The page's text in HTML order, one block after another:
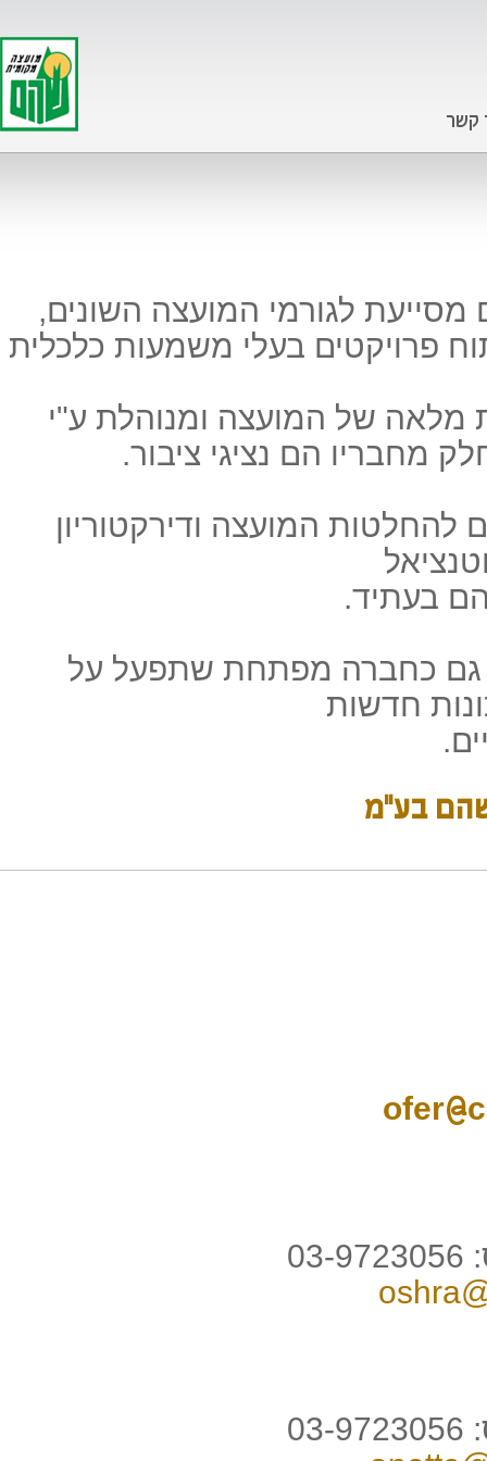
קשר
לגורמי המועצה השונים,
פרויקטים בעלי משמעות כלכלית
של המועצה ומנוהלת ע"י
מחבריו הם נציגי ציבור.
המועצה ודירקטוריון
בעתיד.
כחברה מפתחת שתפעל על
חדשות
בע"מ